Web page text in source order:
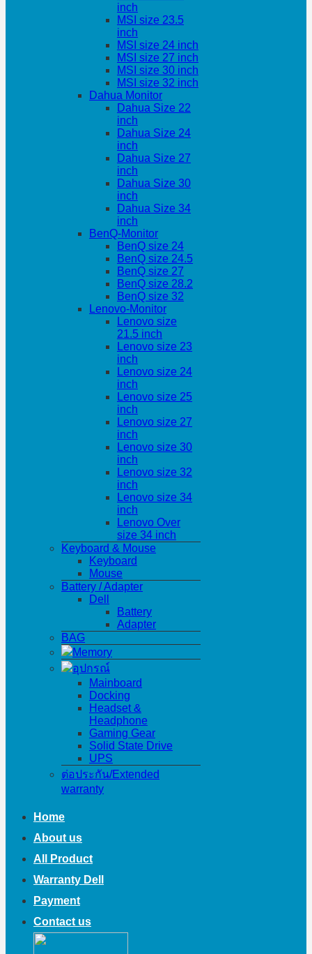
inch
MSI size 23.5
inch
MSI size 24 inch
MSI size 27 inch
MSI size 30 inch
MSI size 32 inch
Dahua Monitor
Dahua Size 22
inch
Dahua Size 24
inch
Dahua Size 27
inch
Dahua Size 30
inch
Dahua Size 34
inch
BenQ-Monitor
BenQ size 24
BenQ size 24.5
BenQ size 27
BenQ size 28.2
BenQ size 32
Lenovo-Monitor
Lenovo size
21.5 inch
Lenovo size 23
inch
Lenovo size 24
inch
Lenovo size 25
inch
Lenovo size 27
inch
Lenovo size 30
inch
Lenovo size 32
inch
Lenovo size 34
inch
Lenovo Over
size 34 inch
Keyboard & Mouse
Keyboard
Mouse
Battery / Adapter
Dell
Battery
Adapter
BAG
Memory
อุปกรณ์
Mainboard
Docking
Headset &
Headphone
Gaming Gear
Solid State Drive
UPS
ต่อประกัน/Extended
warranty
Home
About us
All Product
Warranty Dell
Payment
Contact us